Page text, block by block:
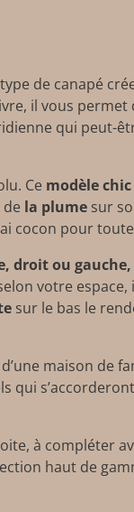
de canapé
il vous
qui peut-
Ce modèle
la plume sur
cocon pour
droit ou gauche,
votre espace,
sur le bas le
d’une maison de
qui
à compléter
haut de